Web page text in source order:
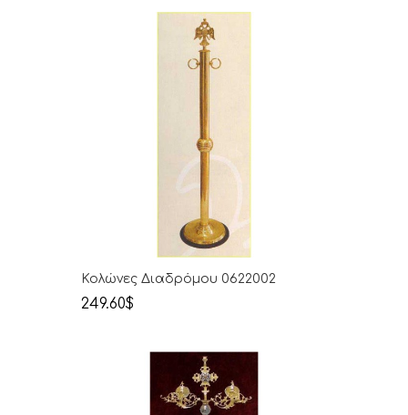
Κολώνες Διαδρόμου 0622002
249.60$